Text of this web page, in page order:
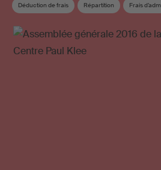
Déduction de frais Répartition Frais